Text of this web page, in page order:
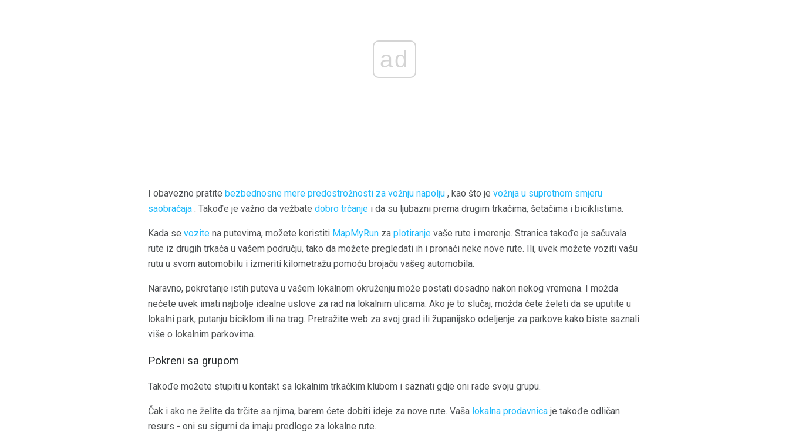
ad
I obavezno pratite bezbednosne mere predostrožnosti za vožnju napolju , kao što je vožnja u suprotnom smjeru
saobraćaja . Takođe je važno da vežbate dobro trčanje i da su ljubazni prema drugim trkačima, šetačima i biciklistima.
Kada se vozite na putevima, možete koristiti MapMyRun za plotiranje vaše rute i merenje. Stranica takođe je sačuvala
rute iz drugih trkača u vašem području, tako da možete pregledati ih i pronaći neke nove rute. Ili, uvek možete voziti vašu
rutu u svom automobilu i izmeriti kilometražu pomoću brojaču vašeg automobila.
Naravno, pokretanje istih puteva u vašem lokalnom okruženju može postati dosadno nakon nekog vremena. I možda
nećete uvek imati najbolje idealne uslove za rad na lokalnim ulicama. Ako je to slučaj, možda ćete želeti da se uputite u
lokalni park, putanju biciklom ili na trag. Pretražite web za svoj grad ili županijsko odeljenje za parkove kako biste saznali
više o lokalnim parkovima.
Pokreni sa grupom
Takođe možete stupiti u kontakt sa lokalnim trkačkim klubom i saznati gdje oni rade svoju grupu.
Čak i ako ne želite da trčite sa njima, barem ćete dobiti ideje za nove rute. Vaša lokalna prodavnica je takođe odličan
resurs - oni su sigurni da imaju predloge za lokalne rute.